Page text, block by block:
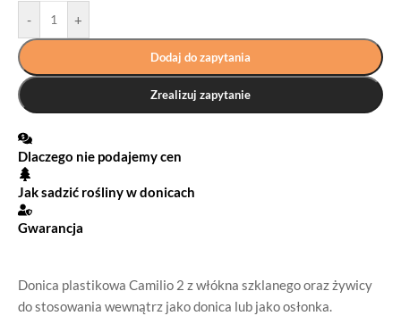
Donica plastikowa Camilio 2 z włókna szklanego oraz żywicy
do stosowania wewnątrz jako donica lub jako osłonka.
- +
Dodaj do zapytania
Zrealizuj zapytanie
Dlaczego nie podajemy cen
Jak sadzić rośliny w donicach
Gwarancja